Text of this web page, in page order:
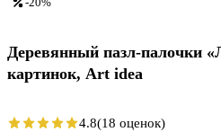
Деревянный пазл-палочки
картинок, Art idea
4.8(18 оценок)